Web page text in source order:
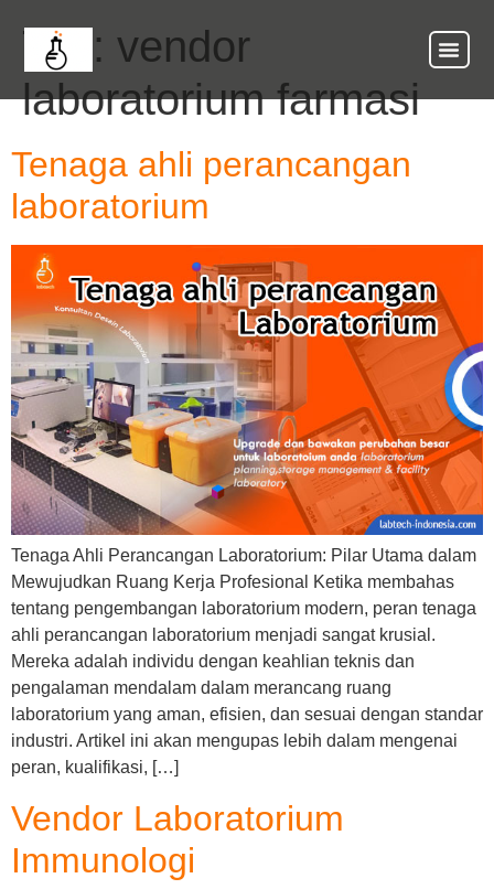
Tag: vendor
laboratorium farmasi
Tenaga ahli perancangan
laboratorium
Tenaga Ahli Perancangan Laboratorium: Pilar Utama dalam
Mewujudkan Ruang Kerja Profesional Ketika membahas
tentang pengembangan laboratorium modern, peran tenaga
ahli perancangan laboratorium menjadi sangat krusial.
Mereka adalah individu dengan keahlian teknis dan
pengalaman mendalam dalam merancang ruang
laboratorium yang aman, efisien, dan sesuai dengan standar
industri. Artikel ini akan mengupas lebih dalam mengenai
peran, kualifikasi, […]
Vendor Laboratorium
Immunologi